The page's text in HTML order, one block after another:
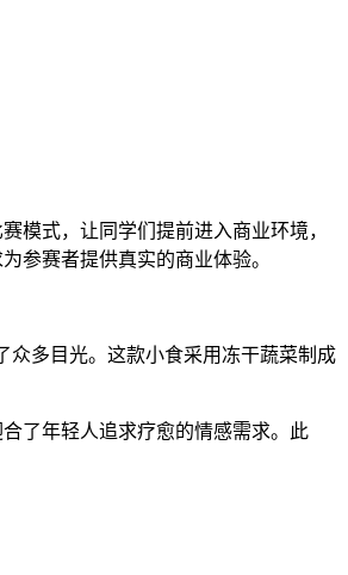
模式，让同学们提前进入商业环境，
参赛者提供真实的商业体验。
众多目光。这款小食采用冻干蔬菜制成
了年轻人追求疗愈的情感需求。此